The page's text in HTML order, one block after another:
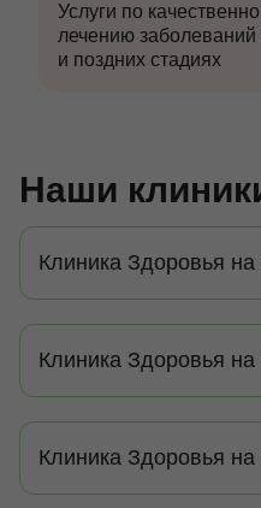
Услуги по
лечению заболеваний
и поздних стадиях
Наши
Клиника Здоровья на
Клиника Здоровья на
Клиника Здоровья